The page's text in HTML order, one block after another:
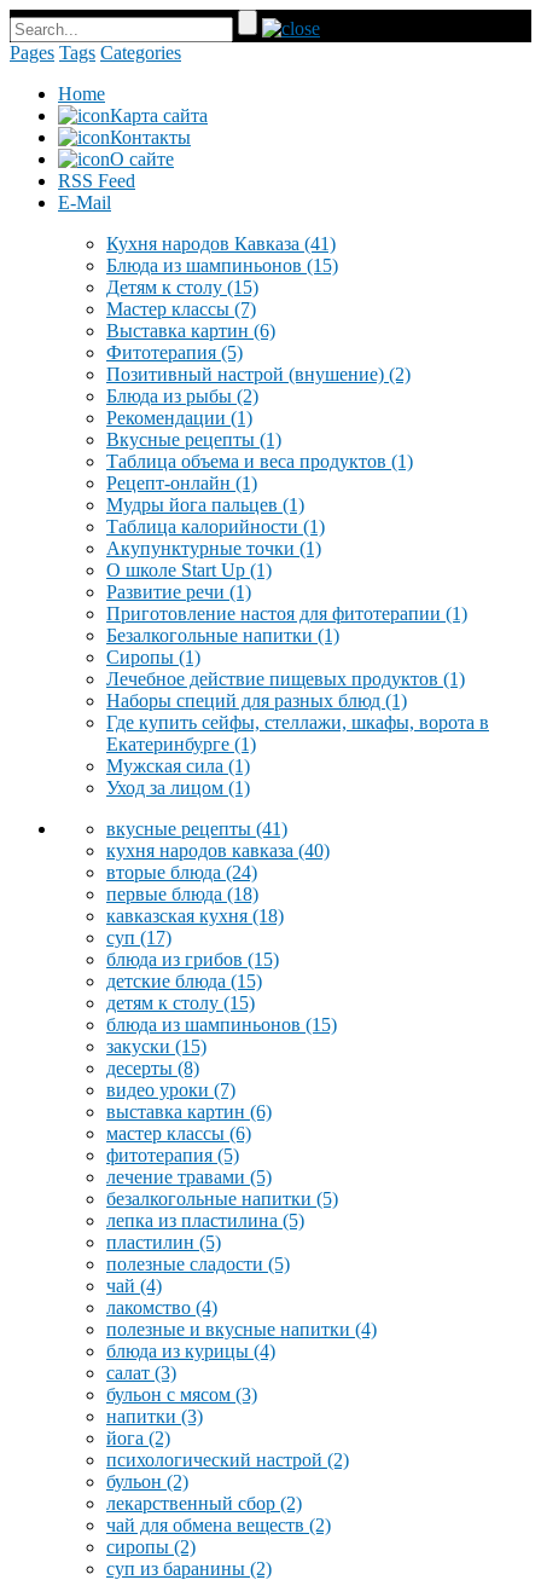
Pages Tags Categories
Home
Карта сайта
Контакты
О сайте
RSS Feed
E-Mail
Кухня народов Кавказа (41)
Блюда из шампиньонов (15)
Детям к столу (15)
Мастер классы (7)
Выставка картин (6)
Фитотерапия (5)
Позитивный настрой (внушение) (2)
Блюда из рыбы (2)
Рекомендации (1)
Вкусные рецепты (1)
Таблица объема и веса продуктов (1)
Рецепт-онлайн (1)
Мудры йога пальцев (1)
Таблица калорийности (1)
Акупунктурные точки (1)
О школе Start Up (1)
Развитие речи (1)
Приготовление настоя для фитотерапии (1)
Безалкогольные напитки (1)
Сиропы (1)
Лечебное действие пищевых продуктов (1)
Наборы специй для разных блюд (1)
Где купить сейфы, стеллажи, шкафы, ворота в
Екатеринбурге (1)
Мужская сила (1)
Уход за лицом (1)
вкусные рецепты (41)
кухня народов кавказа (40)
вторые блюда (24)
первые блюда (18)
кавказская кухня (18)
суп (17)
блюда из грибов (15)
детские блюда (15)
детям к столу (15)
блюда из шампиньонов (15)
закуски (15)
десерты (8)
видео уроки (7)
выставка картин (6)
мастер классы (6)
фитотерапия (5)
лечение травами (5)
безалкогольные напитки (5)
лепка из пластилина (5)
пластилин (5)
полезные сладости (5)
чай (4)
лакомство (4)
полезные и вкусные напитки (4)
блюда из курицы (4)
салат (3)
бульон с мясом (3)
напитки (3)
йога (2)
психологический настрой (2)
бульон (2)
лекарственный сбор (2)
чай для обмена веществ (2)
сиропы (2)
суп из баранины (2)